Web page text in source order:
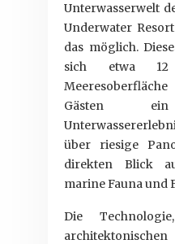
Unterwasserwelt
Underwater
das möglich.
sich etwa
Gästen ein
über riesige
direkten Blick
marine Fauna und
Die